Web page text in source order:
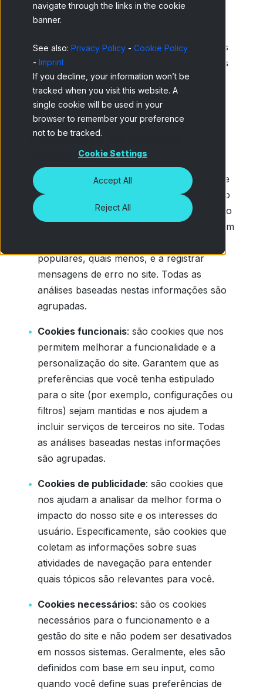
navigate through the links in the cookie
banner.
See also: Privacy Policy - Cookie Policy
- Imprint
If you decline, your information won’t be
tracked when you visit this website. A
single cookie will be used in your
browser to remember your preference
not to be tracked.
Cookie Settings
Accept All
Reject All
Os cookies são, por exemplo, pequenos
seu dispositivo e contêm dados pessoais, tais
como configurações pessoais e informações
de login.
Categorias de cookies
utilizadas
Cookies de desempenho
: são cookies que
nos permitem rastrear as visitas e o uso do
site para que possamos medir e melhorar o
desempenho do nosso site. Eles nos ajudam
populares, quais menos, e a registrar
mensagens de erro no site. Todas as
análises baseadas nestas informações são
agrupadas.
Cookies funcionais: são cookies que nos
permitem melhorar a funcionalidade e a
personalização do site. Garantem que as
preferências que você tenha estipulado
para o site (por exemplo, configurações ou
filtros) sejam mantidas e nos ajudem a
incluir serviços de terceiros no site. Todas
as análises baseadas nestas informações
são agrupadas.
Cookies de publicidade: são cookies que
nos ajudam a analisar da melhor forma o
impacto do nosso site e os interesses do
usuário. Especificamente, são cookies que
coletam as informações sobre suas
atividades de navegação para entender
quais tópicos são relevantes para você.
Cookies necessários: são os cookies
necessários para o funcionamento e a
gestão do site e não podem ser desativados
em nossos sistemas. Geralmente, eles são
definidos com base em seu input, como
quando você define suas preferências de